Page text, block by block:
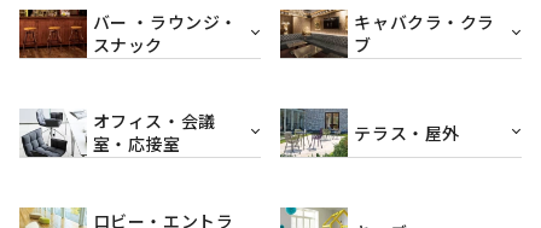
バー ・ラウンジ・
スナック
キャバクラ・クラ
ブ
オフィス・会議
室・応接室
テラス・屋外
ロビー・エントラ